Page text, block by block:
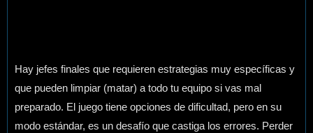
Hay jefes finales que requieren estrategias muy específicas y
que pueden limpiar (matar) a todo tu equipo si vas mal
preparado. El juego tiene opciones de dificultad, pero en su
modo estándar, es un desafío que castiga los errores. Perder